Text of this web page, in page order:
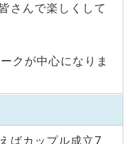
さんで楽しくして
クが中心になりま
ばカップル成立7